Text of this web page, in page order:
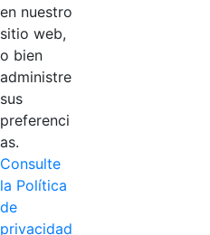
en nuestro
sitio web,
o bien
administre
sus
preferenci
as.
Consulte
la Política
de
privacidad